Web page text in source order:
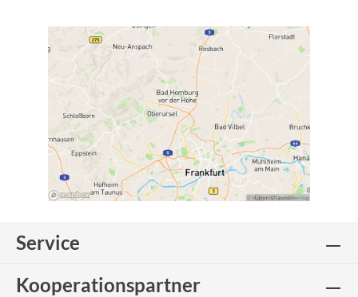
Service
Kooperationspartner